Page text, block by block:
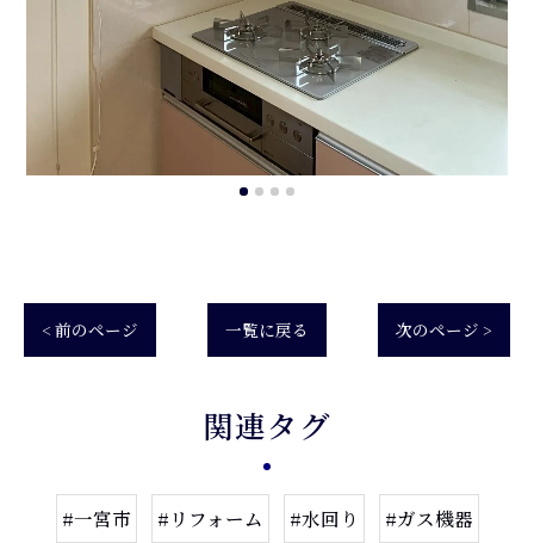
< 前のページ 一覧に戻る 次のページ >
関連タグ
#一宮市 #リフォーム #水回り #ガス機器